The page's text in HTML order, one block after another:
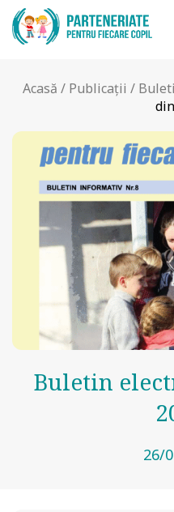
Acasă / Publicații /
Buletin
26/